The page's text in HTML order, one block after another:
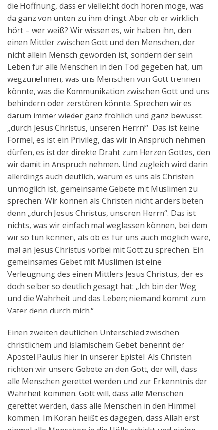
die Hoffnung, dass er vielleicht doch hören möge, was
da ganz von unten zu ihm dringt. Aber ob er wirklich
hört – wer weiß? Wir wissen es, wir haben ihn, den
einen Mittler zwischen Gott und den Menschen, der
nicht allein Mensch geworden ist, sondern der sein
Leben für alle Menschen in den Tod gegeben hat, um
wegzunehmen, was uns Menschen von Gott trennen
könnte, was die Kommunikation zwischen Gott und uns
behindern oder zerstören könnte. Sprechen wir es
darum immer wieder ganz fröhlich und ganz bewusst:
„durch Jesus Christus, unseren Herrn!“ Das ist keine
Formel, es ist ein Privileg, das wir in Anspruch nehmen
dürfen, es ist der direkte Draht zum Herzen Gottes, den
wir damit in Anspruch nehmen. Und zugleich wird darin
allerdings auch deutlich, warum es uns als Christen
unmöglich ist, gemeinsame Gebete mit Muslimen zu
sprechen: Wir können als Christen nicht anders beten
denn „durch Jesus Christus, unseren Herrn“. Das ist
nichts, was wir einfach mal weglassen können, bei dem
wir so tun können, als ob es für uns auch möglich wäre,
mal an Jesus Christus vorbei mit Gott zu sprechen. Ein
gemeinsames Gebet mit Muslimen ist eine
Verleugnung des einen Mittlers Jesus Christus, der es
doch selber so deutlich gesagt hat: „Ich bin der Weg
und die Wahrheit und das Leben; niemand kommt zum
Vater denn durch mich.“
Einen zweiten deutlichen Unterschied zwischen
christlichem und islamischem Gebet benennt der
Apostel Paulus hier in unserer Epistel: Als Christen
richten wir unsere Gebete an den Gott, der will, dass
alle Menschen gerettet werden und zur Erkenntnis der
Wahrheit kommen. Gott will, dass alle Menschen
gerettet werden, dass alle Menschen in den Himmel
kommen. Im Koran heißt es dagegen, dass Allah erst